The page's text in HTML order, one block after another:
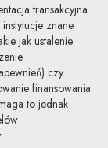
transakcyjna
znane
jak ustalenie
czy
finansowania
to jednak